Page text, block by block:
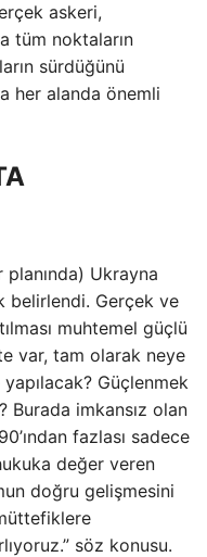
askeri,
tüm noktaların
sürdüğünü
her alanda önemli
Ukrayna
belirlendi. Gerçek ve
muhtemel güçlü
var, tam olarak neye
Güçlenmek
Burada imkansız olan
fazlası sadece
değer veren
doğru gelişmesini
söz konusu.